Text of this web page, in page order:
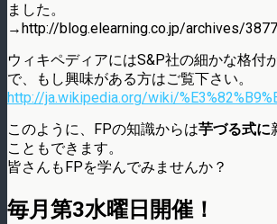
ました。
→http://blog.elearning.co.jp/archives/
ウィキペディアにはS&P社の細かな格付
で、もし興味がある方はご覧下さい。
http://ja.wikipedia.org/wiki/
このように、FPの知識からは芋づる式に
こともできます。
皆さんもFPを学んでみませんか？
毎月第3水曜日開催！